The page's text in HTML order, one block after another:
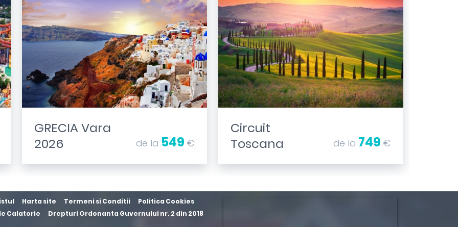
GRECIA Vara
2026
de la 549 €
Circuit
Toscana
de la 749 €
Harta site Termeni si Conditii
Politica Cookies
Calatorie
Drepturi Ordonanta Guvernului nr. 2 din 2018